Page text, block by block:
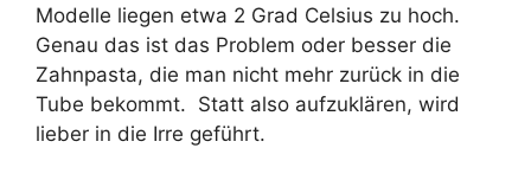
Modelle liegen etwa 2 Grad Celsius zu hoch.
Genau das ist das Problem oder besser die
Zahnpasta, die man nicht mehr zurück in die
Tube bekommt. Statt also aufzuklären, wird
lieber in die Irre geführt.